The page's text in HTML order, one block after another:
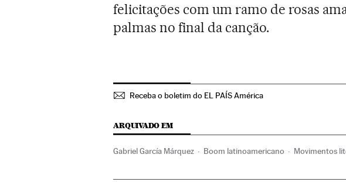
felicitações com um ramo de rosas
palmas no final da canção.
Receba o boletim do EL PAÍS América
ARQUIVADO EM
Gabriel García Márquez Boom latinoamericano Movimentos